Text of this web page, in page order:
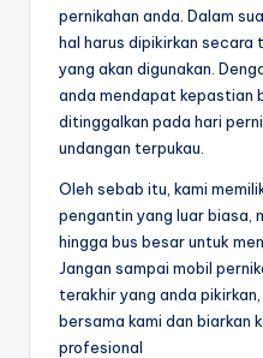
pernikahan anda. Dalam
hal harus dipikirkan
yang akan digunakan.
anda mendapat kepastian
ditinggalkan pada hari
undangan terpukau.
Oleh sebab itu, kami
pengantin yang luar biasa,
hingga bus besar untuk
Jangan sampai mobil
terakhir yang anda
bersama kami dan biarkan
profesional